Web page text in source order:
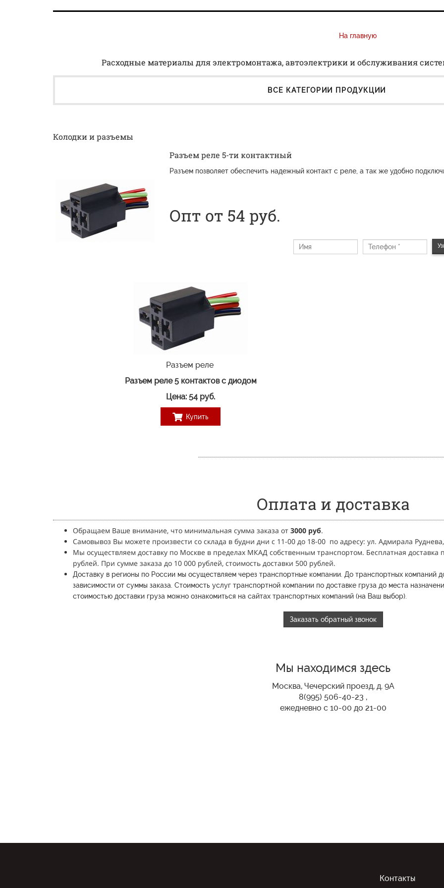
На главную
Расходные материалы для электромонтажа, автоэлектрики и обслуживания
ВСЕ КАТЕГОРИИ ПРОДУКЦИИ
Колодки и разъемы
Разъем реле 5-ти контактный
Разъем позволяет обеспечить надежный контакт с реле, а так же удобно
Опт от 54 руб.
Разъем реле
Разъем реле 5 контактов с диодом
Цена: 54 руб.
Купить
Оплата и доставка
Обращаем Ваше внимание, что минимальная сумма заказа от 3000 руб.
Самовывоз Вы можете произвести со склада в будни дни с 11-00 до 18-00 по адресу: ул. Адмирала
Мы осуществляем доставку по Москве в пределах МКАД собственным транспортом. Бесплатная доставка
рублей. При сумме заказа до 10 000 рублей, стоимость доставки 500 рублей.
Доставку в регионы по России мы осуществляем через транспортные компании. До транспортных компаний
зависимости от суммы заказа. Стоимость услуг транспортной компании по доставке груза до места
стоимостью доставки груза можно ознакомиться на сайтах транспортных компаний (на Ваш выбор).
Заказать обратный звонок
Мы находимся здесь
Москва, Чечерский проезд, д. 9А
8(995) 506-40-23 ,
ежедневно с 10-00 до 21-00
Контакты